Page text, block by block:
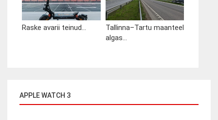
Raske avarii teinud...
Tallinna–Tartu maanteel
algas...
APPLE WATCH 3